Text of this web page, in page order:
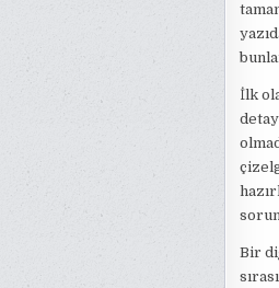
İlk
Bir